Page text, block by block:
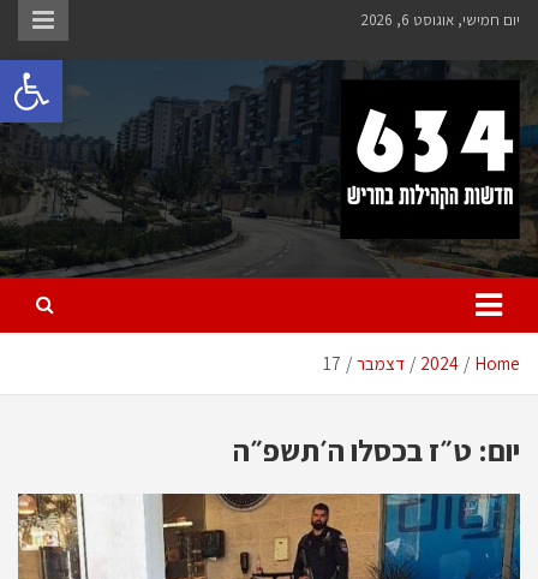
Skip
content
יום חמישי, אוגוסט 6, 2026
חריש 634
חדשות הקהילות בחריש
Home
2024 דצמבר 17
יום: ט״ז בכסלו ה׳תשפ״ה